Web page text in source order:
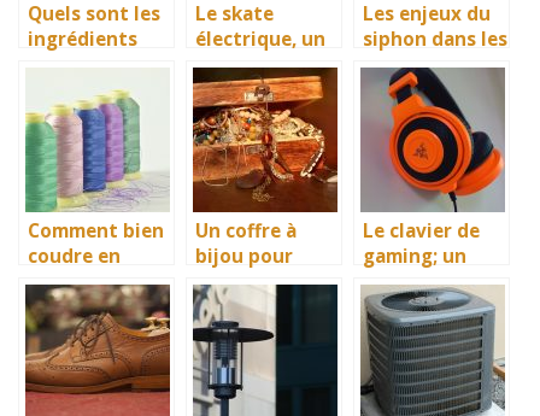
Quels sont les
ingrédients
indispensables
pour bien faire
les crêpes ?
Le skate
électrique, un
moyen de
transport
innovateur et
facilitateur
pour assurer
un excellent
déplacement
Les enjeux du
siphon dans les
cuisines
familiales.
Comment bien
coudre en
gagnant du
temps ? La
machine à
broder bien sûr
Un coffre à
bijou pour
empêcher la
dégradation de
vos bijoux de
valeur
Le clavier de
gaming; un
essentiel à ne
pas négliger